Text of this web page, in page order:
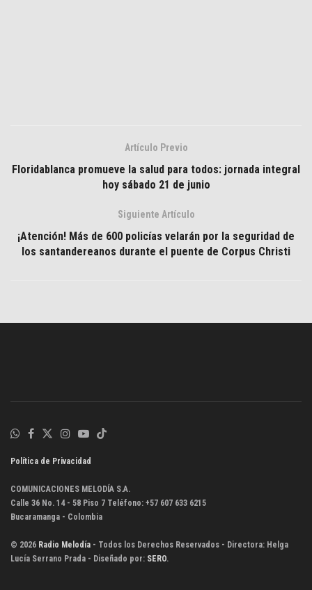
Artículo Previo
Floridablanca promueve la salud para todos: jornada integral
hoy sábado 21 de junio
Siguiente Artículo
¡Atención! Más de 600 policías velarán por la seguridad de
los santandereanos durante el puente de Corpus Christi
Política de Privacidad
COMUNICACIONES MELODÍA S.A.
Calle 36 No. 14 - 58 Piso 7 Teléfono: +57 607 633 6215
Bucaramanga - Colombia
© 2026 Radio Melodía - Todos los Derechos Reservados - Directora: Helga
Lucía Serrano Prada - Diseñado por: SERO.